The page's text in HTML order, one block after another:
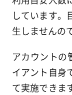
しています。
生しませんの
アカウントの
イアント自身
て実施できま